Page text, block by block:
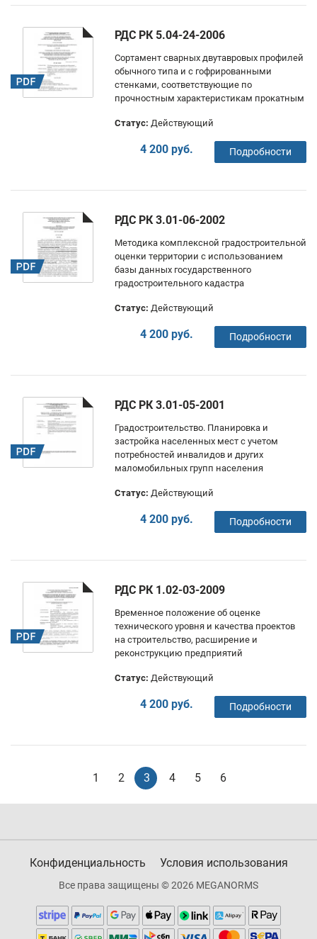
РДС РК 5.04-24-2006
Сортамент сварных двутавровых профилей
обычного типа и с гофрированными
стенками, соответствующие по
прочностным характеристикам прокатным
Статус: Действующий
4 200 руб. Подробности
РДС РК 3.01-06-2002
Методика комплексной градостроительной
оценки территории с использованием
базы данных государственного
градостроительного кадастра
Статус: Действующий
4 200 руб. Подробности
РДС РК 3.01-05-2001
Градостроительство. Планировка и
застройка населенных мест с учетом
потребностей инвалидов и других
маломобильных групп населения
Статус: Действующий
4 200 руб. Подробности
РДС РК 1.02-03-2009
Временное положение об оценке
технического уровня и качества проектов
на cтроительство, расширение и
реконструкцию предприятий
Статус: Действующий
4 200 руб. Подробности
1 2 3 4 5 6
Конфиденциальность Условия использования
Все права защищены © 2026 MEGANORMS